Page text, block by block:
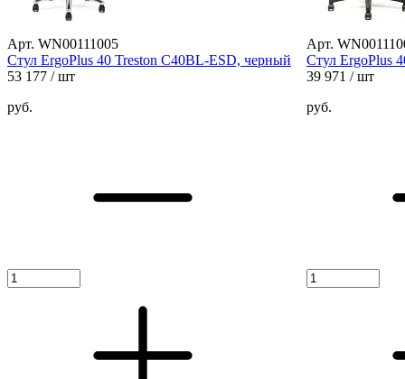
Арт. WN00111005
Стул ErgoPlus 40 Treston C40BL-ESD, черный
53 177 / шт
руб.
Арт.
Стул ErgoPlus
39 971 / шт
руб.